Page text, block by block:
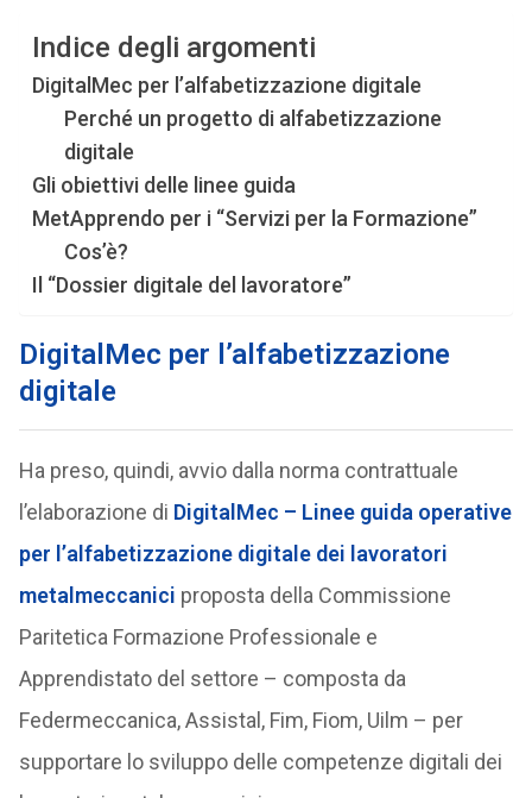
Indice degli argomenti
DigitalMec per l’alfabetizzazione digitale
Perché un progetto di alfabetizzazione
digitale
Gli obiettivi delle linee guida
MetApprendo per i “Servizi per la Formazione”
Cos’è?
Il “Dossier digitale del lavoratore”
DigitalMec per l’alfabetizzazione
digitale
Ha preso, quindi, avvio dalla norma contrattuale
l’elaborazione di DigitalMec – Linee guida operative
per l’alfabetizzazione digitale dei lavoratori
metalmeccanici proposta della Commissione
Paritetica Formazione Professionale e
Apprendistato del settore – composta da
Federmeccanica, Assistal, Fim, Fiom, Uilm – per
supportare lo sviluppo delle competenze digitali dei